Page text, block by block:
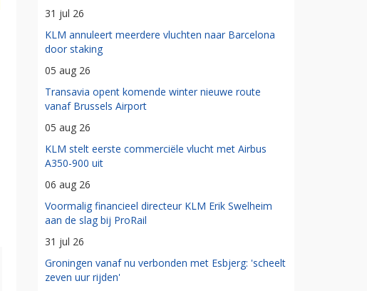
31 jul 26
KLM annuleert meerdere vluchten naar Barcelona
door staking
05 aug 26
Transavia opent komende winter nieuwe route
vanaf Brussels Airport
05 aug 26
KLM stelt eerste commerciële vlucht met Airbus
A350-900 uit
06 aug 26
Voormalig financieel directeur KLM Erik Swelheim
aan de slag bij ProRail
31 jul 26
Groningen vanaf nu verbonden met Esbjerg: 'scheelt
zeven uur rijden'